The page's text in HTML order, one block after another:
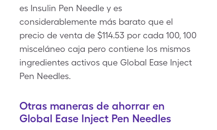
es Insulin Pen Needle y es
considerablemente más barato que el
precio de venta de $114.53 por cada 100, 100
misceláneo caja pero contiene los mismos
ingredientes activos que Global Ease Inject
Pen Needles.
Otras maneras de ahorrar en
Global Ease Inject Pen Needles